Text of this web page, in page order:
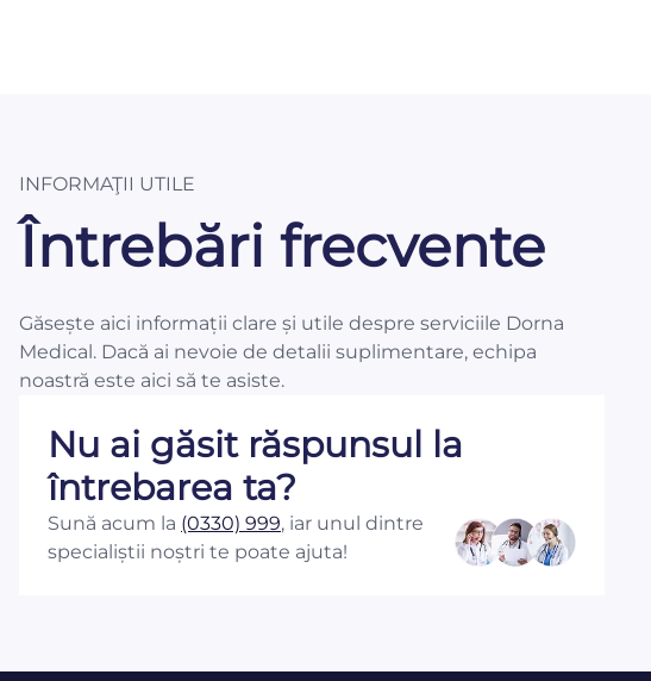
INFORMAŢII UTILE
Întrebări frecvente
Găsește aici informații clare și utile despre serviciile Dorna
Medical. Dacă ai nevoie de detalii suplimentare, echipa
noastră este aici să te asiste.
Nu ai găsit răspunsul la
întrebarea ta?
Sună acum la (0330) 999, iar unul dintre
specialiștii noștri te poate ajuta!